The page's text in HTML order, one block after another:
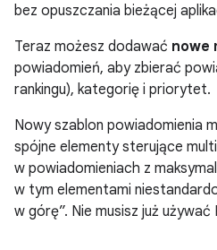
bez opuszczania bieżącej
Teraz możesz dodawać nowe
powiadomień, aby zbierać
rankingu), kategorię i priorytet.
Nowy szablon powiadomienia
spójne elementy sterujące
w powiadomieniach z
w tym elementami
w górę”. Nie musisz już